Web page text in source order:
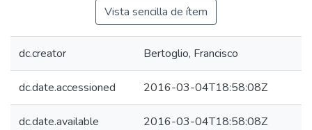
Vista sencilla de ítem
dc.creator Bertoglio, Francisco
dc.date.accessioned 2016-03-04T18:58:08Z
dc.date.available 2016-03-04T18:58:08Z